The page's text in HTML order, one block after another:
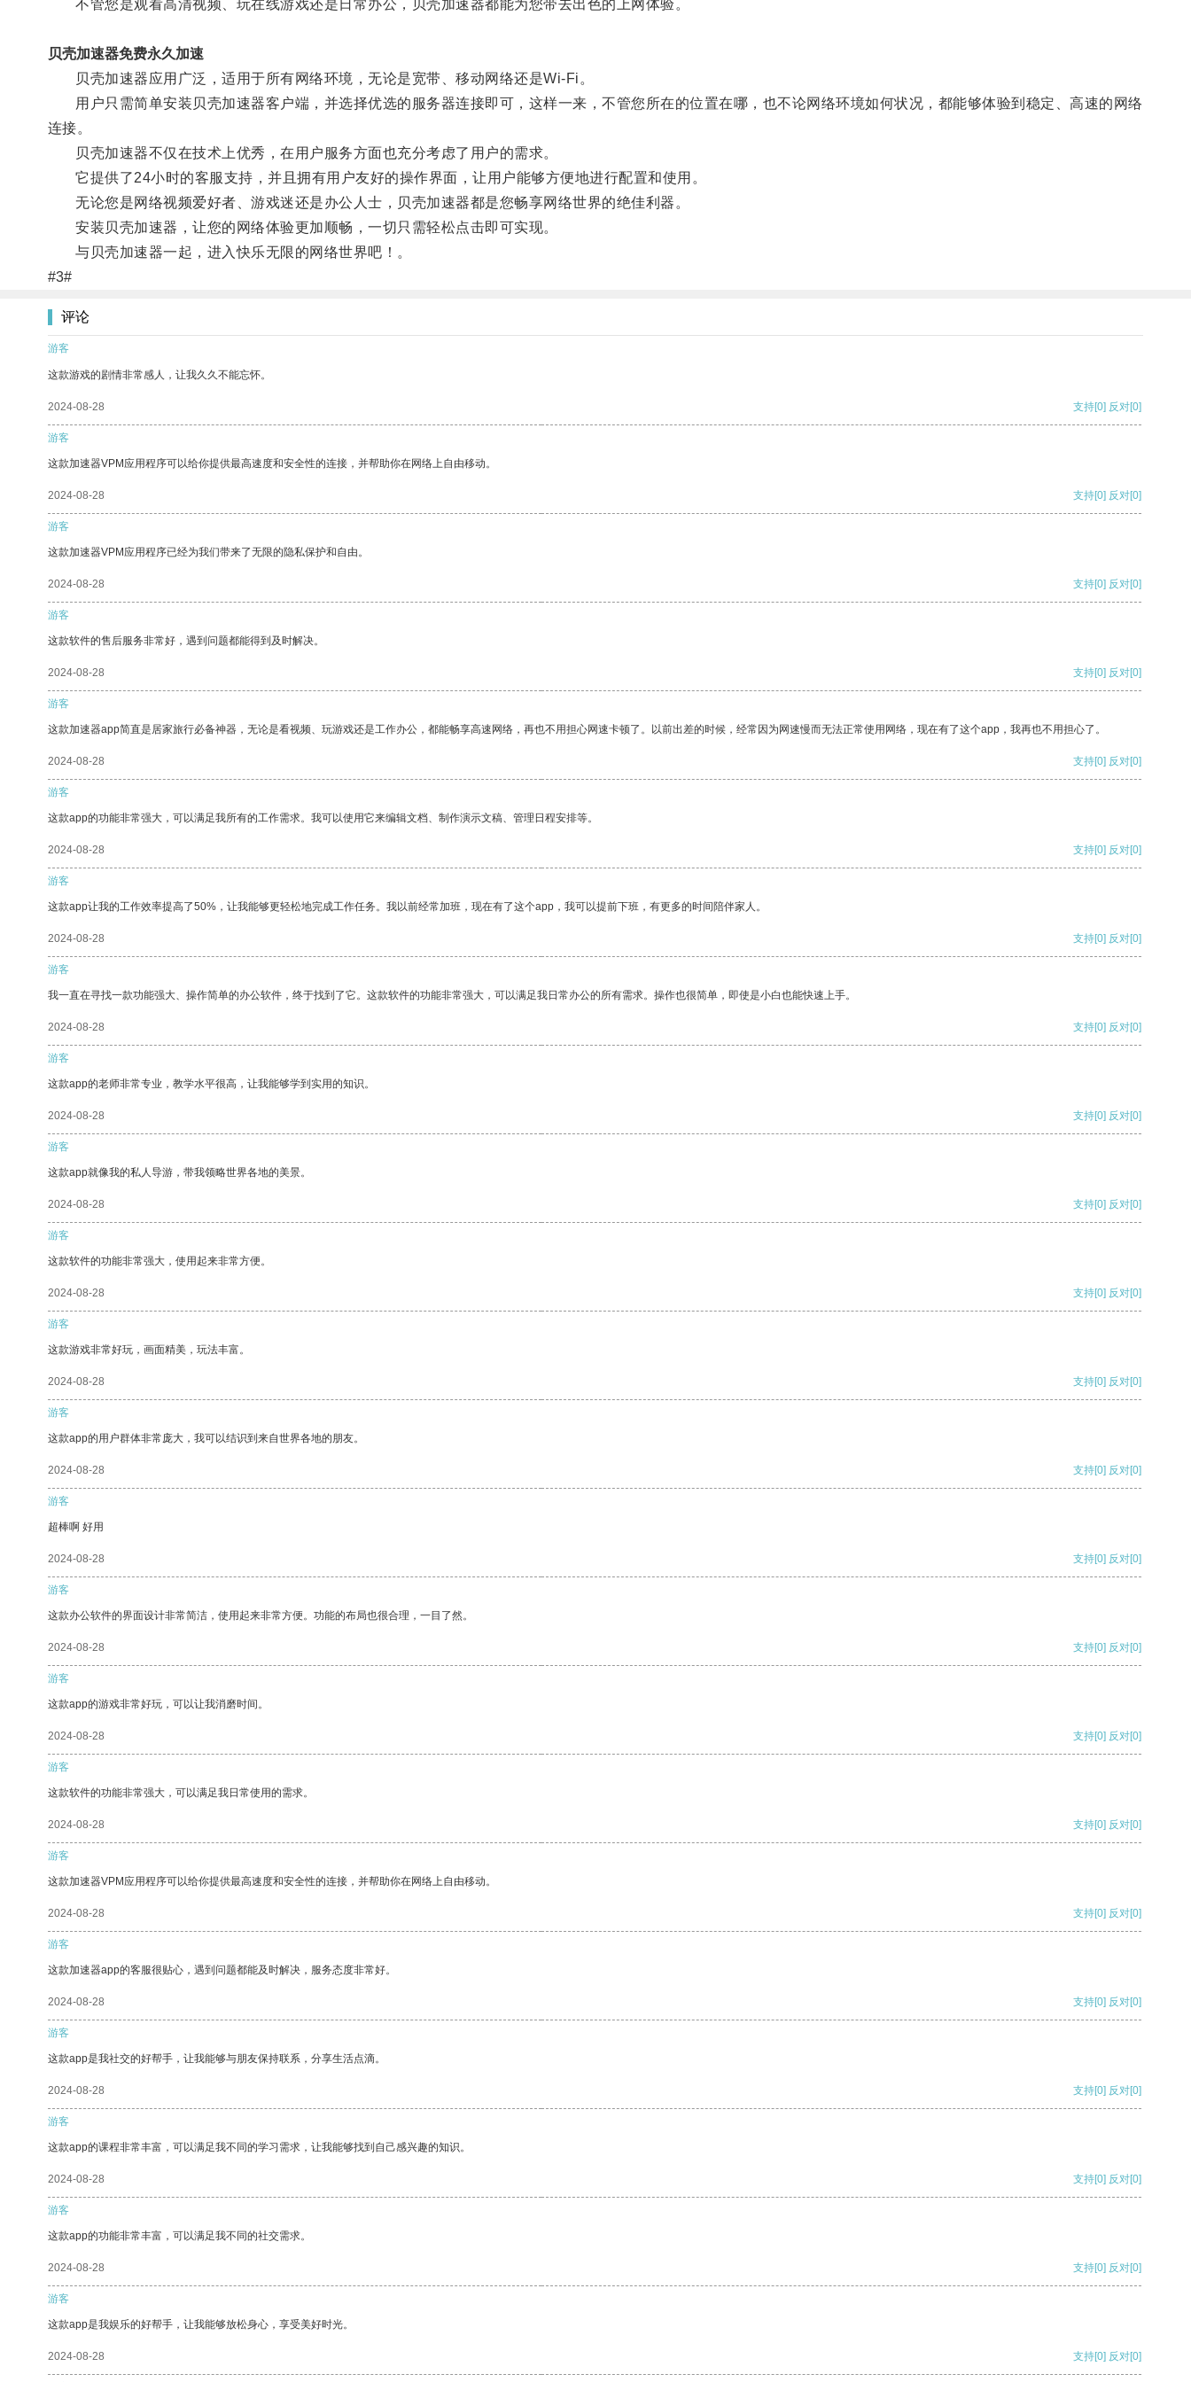
不管您是观看高清视频、玩在线游戏还是日常办公，贝壳加速器都能为您带去出色的上网体验。
贝壳加速器免费永久加速
贝壳加速器应用广泛，适用于所有网络环境，无论是宽带、移动网络还是Wi-Fi。
用户只需简单安装贝壳加速器客户端，并选择优选的服务器连接即可，这样一来，不管您所在的位置在哪，也不论网络环境如何状况，都能够体验到稳定、高速的网络
连接。
贝壳加速器不仅在技术上优秀，在用户服务方面也充分考虑了用户的需求。
它提供了24小时的客服支持，并且拥有用户友好的操作界面，让用户能够方便地进行配置和使用。
无论您是网络视频爱好者、游戏迷还是办公人士，贝壳加速器都是您畅享网络世界的绝佳利器。
安装贝壳加速器，让您的网络体验更加顺畅，一切只需轻松点击即可实现。
与贝壳加速器一起，进入快乐无限的网络世界吧！。
#3#
评论
游客
这款游戏的剧情非常感人，让我久久不能忘怀。
2024-08-28 支持[0] 反对[0]
游客
这款加速器VPM应用程序可以给你提供最高速度和安全性的连接，并帮助你在网络上自由移动。
2024-08-28 支持[0] 反对[0]
游客
这款加速器VPM应用程序已经为我们带来了无限的隐私保护和自由。
2024-08-28 支持[0] 反对[0]
游客
这款软件的售后服务非常好，遇到问题都能得到及时解决。
2024-08-28 支持[0] 反对[0]
游客
这款加速器app简直是居家旅行必备神器，无论是看视频、玩游戏还是工作办公，都能畅享高速网络，再也不用担心网速卡顿了。以前出差的时候，经常因为网速慢而无法正常使用网络，现在有了这个app，我再也不用担心了。
2024-08-28 支持[0] 反对[0]
游客
这款app的功能非常强大，可以满足我所有的工作需求。我可以使用它来编辑文档、制作演示文稿、管理日程安排等。
2024-08-28 支持[0] 反对[0]
游客
这款app让我的工作效率提高了50%，让我能够更轻松地完成工作任务。我以前经常加班，现在有了这个app，我可以提前下班，有更多的时间陪伴家人。
2024-08-28 支持[0] 反对[0]
游客
我一直在寻找一款功能强大、操作简单的办公软件，终于找到了它。这款软件的功能非常强大，可以满足我日常办公的所有需求。操作也很简单，即使是小白也能快速上手。
2024-08-28 支持[0] 反对[0]
游客
这款app的老师非常专业，教学水平很高，让我能够学到实用的知识。
2024-08-28 支持[0] 反对[0]
游客
这款app就像我的私人导游，带我领略世界各地的美景。
2024-08-28 支持[0] 反对[0]
游客
这款软件的功能非常强大，使用起来非常方便。
2024-08-28 支持[0] 反对[0]
游客
这款游戏非常好玩，画面精美，玩法丰富。
2024-08-28 支持[0] 反对[0]
游客
这款app的用户群体非常庞大，我可以结识到来自世界各地的朋友。
2024-08-28 支持[0] 反对[0]
游客
超棒啊 好用
2024-08-28 支持[0] 反对[0]
游客
这款办公软件的界面设计非常简洁，使用起来非常方便。功能的布局也很合理，一目了然。
2024-08-28 支持[0] 反对[0]
游客
这款app的游戏非常好玩，可以让我消磨时间。
2024-08-28 支持[0] 反对[0]
游客
这款软件的功能非常强大，可以满足我日常使用的需求。
2024-08-28 支持[0] 反对[0]
游客
这款加速器VPM应用程序可以给你提供最高速度和安全性的连接，并帮助你在网络上自由移动。
2024-08-28 支持[0] 反对[0]
游客
这款加速器app的客服很贴心，遇到问题都能及时解决，服务态度非常好。
2024-08-28 支持[0] 反对[0]
游客
这款app是我社交的好帮手，让我能够与朋友保持联系，分享生活点滴。
2024-08-28 支持[0] 反对[0]
游客
这款app的课程非常丰富，可以满足我不同的学习需求，让我能够找到自己感兴趣的知识。
2024-08-28 支持[0] 反对[0]
游客
这款app的功能非常丰富，可以满足我不同的社交需求。
2024-08-28 支持[0] 反对[0]
游客
这款app是我娱乐的好帮手，让我能够放松身心，享受美好时光。
2024-08-28 支持[0] 反对[0]